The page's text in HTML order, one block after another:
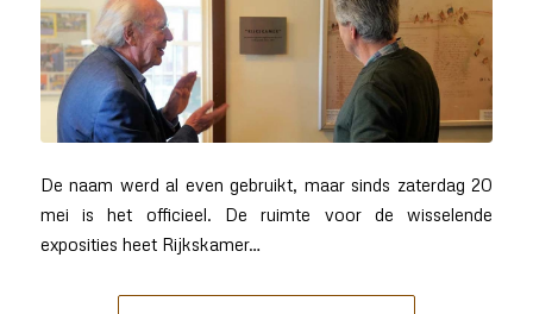
De naam werd al even gebruikt, maar sinds zaterdag 20
mei is het officieel. De ruimte voor de wisselende
exposities heet Rijkskamer…